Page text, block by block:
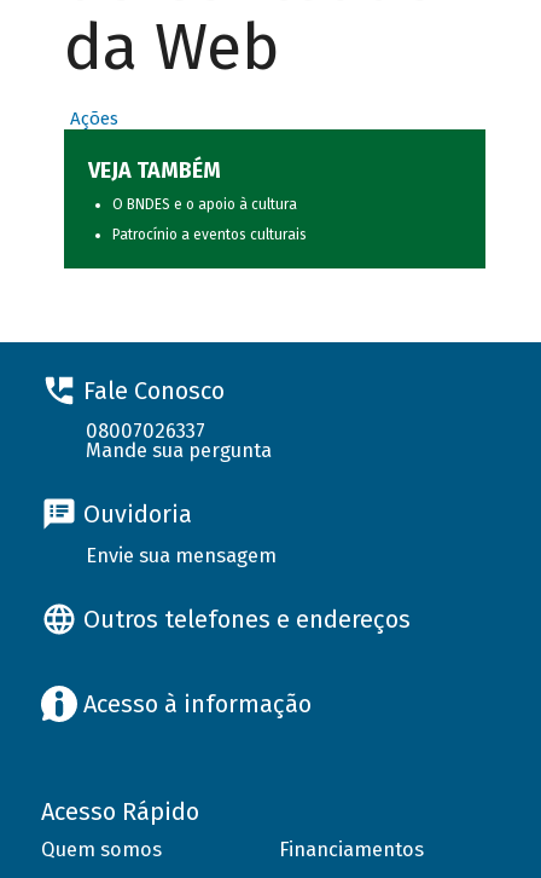
da Web
Ações
VEJA TAMBÉM
O BNDES e o apoio à cultura
Patrocínio a eventos culturais
Fale Conosco
08007026337
Mande sua pergunta
Ouvidoria
Envie sua mensagem
Outros telefones e endereços
Acesso à informação
Acesso Rápido
Quem somos
Financiamentos